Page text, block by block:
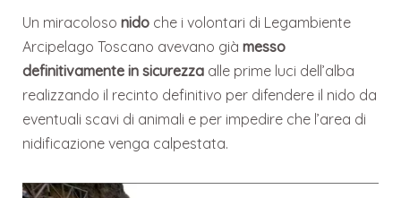
Un miracolosonido che i volontari di Legambiente
Arcipelago Toscano avevano giàmesso
definitivamente in sicurezza alle prime luci dell’alba
realizzando il recinto definitivo per difendere il nido da
eventuali scavi di animali e per impedire che l’area di
nidificazione venga calpestata.